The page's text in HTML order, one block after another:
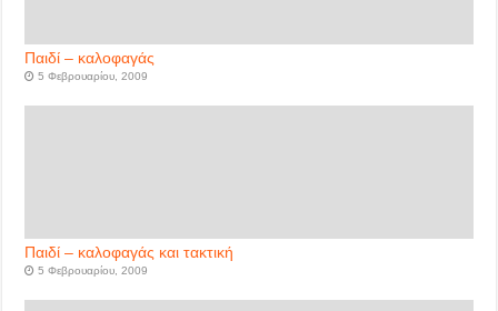
Παιδί – καλοφαγάς
5 Φεβρουαρίου, 2009
Παιδί – καλοφαγάς και τακτική
5 Φεβρουαρίου, 2009